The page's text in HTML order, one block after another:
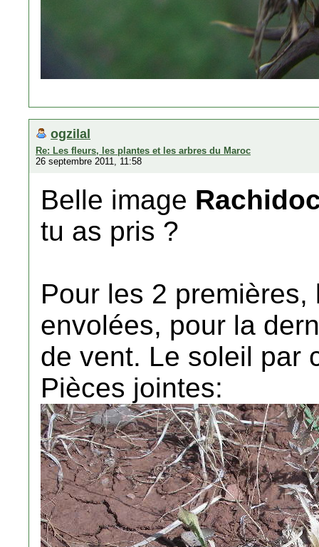
ogzilal
Re: Les fleurs, les plantes et les arbres du Maroc
26 septembre 2011, 11:58
Belle image
tu as pris ?
Pour les 2
envolées, pour la
de vent. Le soleil par
Pièces jointes: